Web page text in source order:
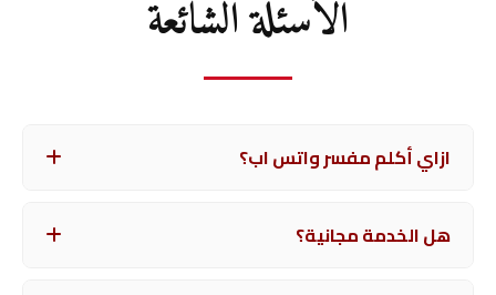
الأسئلة الشائعة
ازاي أكلم مفسر واتس اب؟
أماناً من الواتساب.
هل الخدمة مجانية؟